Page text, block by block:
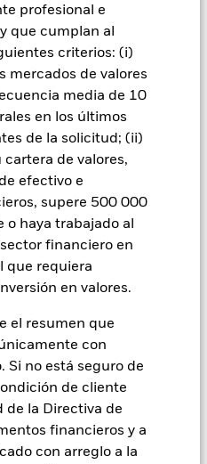
profesional e
que cumplan al
criterios: (i)
mercados de valores
media de 10
en los últimos
de la solicitud; (ii)
de valores,
efectivo e
supere 500 000
o haya trabajado al
financiero en
que requiera
en valores.
el resumen que
con
Si no está seguro de
de cliente
de la Directiva de
financieros y a
con arreglo a la
Entre otros factores
de liquidez», mayores
de activos,
con la
ser muy sensibles a las
en que se basan y pueden
y ganancias,
en el valor del Fondo. El
o compleja. El
que participen en
con los criterios
deberán realizar una
ESG del Fondo antes de
si se compara con un
cobertura de divisas de este
el riesgo de divisas. El
de acciones podría conllevar
(también denominado «spill-
del fondo. La sociedad
de que se dispone de los
minimizar el riesgo de